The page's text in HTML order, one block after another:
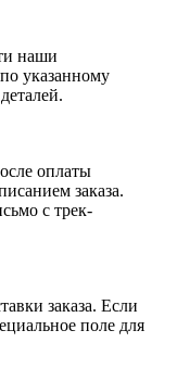
наши
указанному
оплаты
заказа.
с трек-
заказа. Если
поле для